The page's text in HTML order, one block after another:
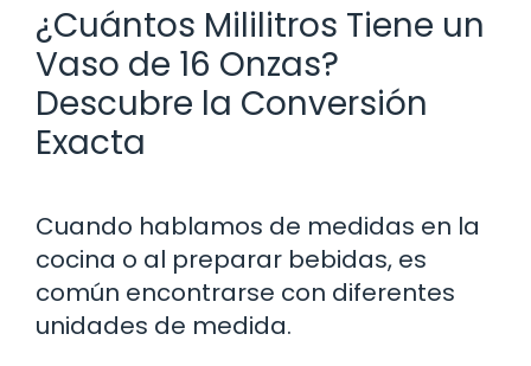
¿Cuántos Mililitros Tiene un
Vaso de 16 Onzas?
Descubre la Conversión
Exacta
Cuando hablamos de medidas en la
cocina o al preparar bebidas, es
común encontrarse con diferentes
unidades de medida.